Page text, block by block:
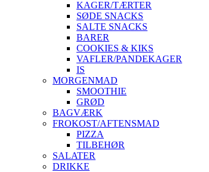
KAGER/TÆRTER
SØDE SNACKS
SALTE SNACKS
BARER
COOKIES & KIKS
VAFLER/PANDEKAGER
IS
MORGENMAD
SMOOTHIE
GRØD
BAGVÆRK
FROKOST/AFTENSMAD
PIZZA
TILBEHØR
SALATER
DRIKKE